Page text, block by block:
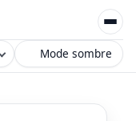
Mode sombre